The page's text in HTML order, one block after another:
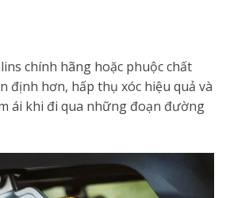
chính hãng hoặc phuộc chất
định hơn, hấp thụ xóc hiệu quả và
ái khi đi qua những đoạn đường